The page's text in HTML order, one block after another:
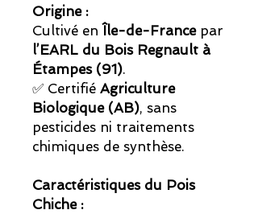
Origine :
Cultivé en Île-de-Francepar
l’EARL du Bois Regnault à
Étampes (91).
✅ Certifié Agriculture
Biologique (AB), sans
pesticides ni traitements
chimiques de synthèse.
Caractéristiques du Pois
Chiche :